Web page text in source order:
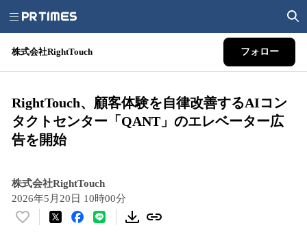
株式会社RightTouch フォロー
RightTouch、顧客体験を自律改善するAIコン
タクトセンター「QANT」のエレベーター広
告を開始
株式会社RightTouch
2026年5月20日 10時00分
い